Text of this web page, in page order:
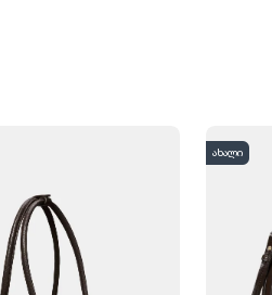
ახალი